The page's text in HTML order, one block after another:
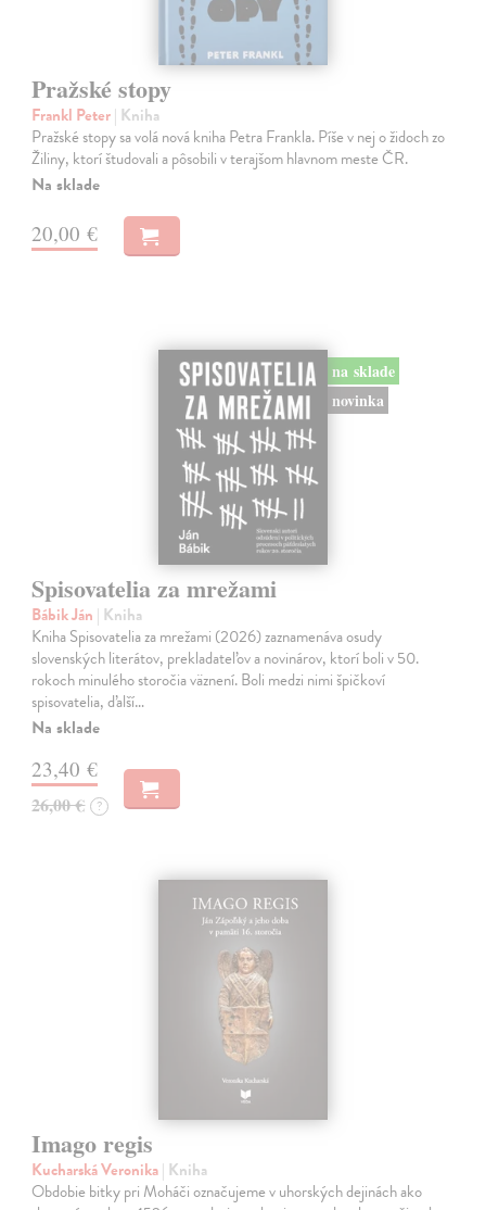
Pražské stopy
Frankl Peter| Kniha
Pražské stopy sa volá nová kniha Petra Frankla. Píše v nej o židoch zo
Žiliny, ktorí študovali a pôsobili v terajšom hlavnom meste ČR.
Na sklade
20,00 €
na sklade
novinka
Spisovatelia za mrežami
Bábik Ján | Kniha
Kniha Spisovatelia za mrežami (2026) zaznamenáva osudy
slovenských literátov, prekladateľov a novinárov, ktorí boli v 50.
rokoch minulého storočia väznení. Boli medzi nimi špičkoví
spisovatelia, ďalší…
Na sklade
23,40 €
26,00 € ?
Imago regis
Kucharská Veronika| Kniha
Obdobie bitky pri Moháči označujeme v uhorských dejinách ako